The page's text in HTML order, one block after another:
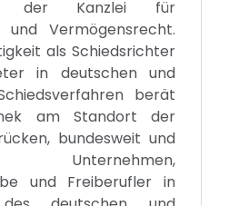
der Kanzlei für
Vermögensrecht.
als Schiedsrichter
in deutschen und
berät
am Standort der
bundesweit und
Unternehmen,
und Freiberufler in